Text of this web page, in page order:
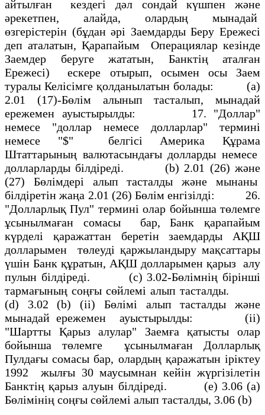
айтылған кездегi дәл сондай күшпен және
әрекетпен, алайда, олардың мынадай
өзгерiстерiн (бұдан әрi Заемдарды Беру Ережесi
деп аталатын, Қарапайым Операциялар кезiнде
Заемдер беруге жататын, Банктің аталған
Ережесi) ескере отырып, осымен осы Заем
туралы Келісімге қолданылатын болады: (а)
2.01 (17)-Бөлiм алынып тасталып, мынадай
ережемен ауыстырылды: 17. "Доллар"
немесе "доллар немесе долларлар" терминi
немесе "$" белгiсi Америка Құрама
Штаттарының валютасындағы долларды немесе
долларларды бiлдiредi. (b) 2.01 (26) және
(27) Бөлiмдері алып тасталды және мынаны
бiлдiретiн жаңа 2.01 (26) Бөлiм енгізілді: 26.
"Долларлық Пул" терминi олар бойынша төлемге
ұсынылмаған сомасы бар, Банк қарапайым
күрделi қаражаттан беретiн заемдарды АҚШ
долларымен төлеудi қаржыландыру мақсаттары
үшiн Банк құратын, АҚШ долларымен қарыз алу
пулын білдiредi. (с) 3.02-Бөлiмнiң бiрiншi
тармағының соңғы сөйлемi алып тасталды.
(d) 3.02 (b) (ii) Бөлiмi алып тасталды және
мынадай ережемен ауыстырылды: (іі)
"Шартты Қарыз алулар" Заемға қатысты олар
бойынша төлемге ұсынылмаған Долларлық
Пулдағы сомасы бар, олардың қаражатын iрiктеу
1992 жылғы 30 маусымнан кейін жүргiзiлетiн
Банктiң қарыз алуын бiлдiредi. (е) 3.06 (а)
Бөлiмiнiң соңғы сөйлемi алып тасталды, 3.06 (b)